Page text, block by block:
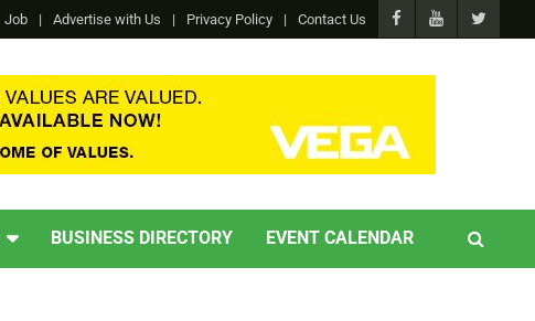
Job Advertise with Us Privacy Policy Contact Us
BUSINESS DIRECTORY EVENT CALENDAR